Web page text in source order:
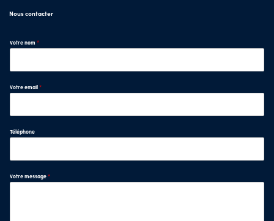
Nous contacter
Votre nom *
Votre email*
Téléphone
Votre message*